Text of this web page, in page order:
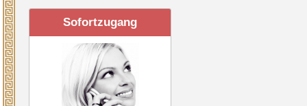
Sofortzugang